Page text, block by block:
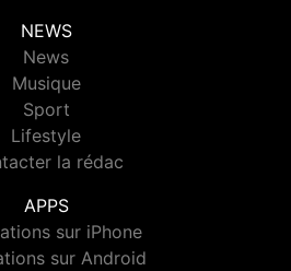
NEWS
News
Musique
Sport
Lifestyle
la rédac
APPS
sur iPhone
sur Android